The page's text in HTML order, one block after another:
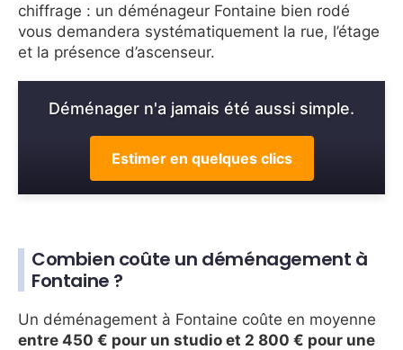
chiffrage : un déménageur Fontaine bien rodé
vous demandera systématiquement la rue, l’étage
et la présence d’ascenseur.
Déménager n'a jamais été aussi simple.
Estimer en quelques clics
Combien coûte un déménagement à
Fontaine ?
Un déménagement à Fontaine coûte en moyenne
entre 450 € pour un studio et 2 800 € pour une